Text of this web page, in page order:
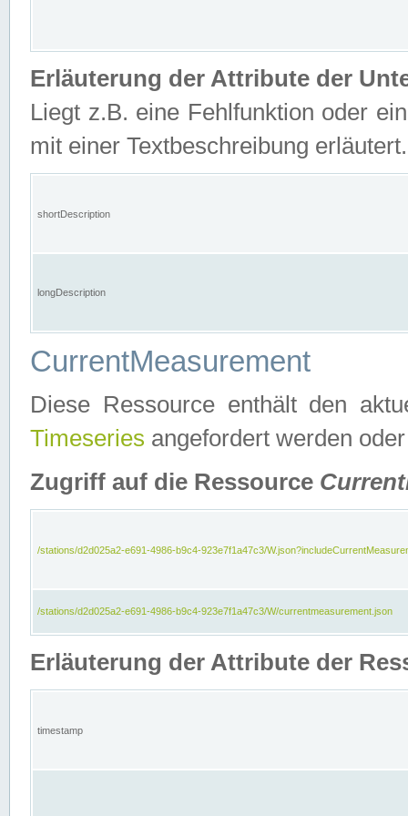
Erläuterung der Attribute der
Liegt z.B. eine Fehlfunktion oder
mit einer Textbeschreibung erläutert.
shortDescription
longDescription
CurrentMeasurement
Diese Ressource enthält den
Timeseries angefordert werden
Zugriff auf die Ressource
/stations/d2d025a2-e691-4986-b9c4-923e7f1a47c3/
/stations/d2d025a2-e691-4986-b9c4-923e7f1a47c3/W/currentmeasurement.json
Erläuterung der Attribute der
timestamp